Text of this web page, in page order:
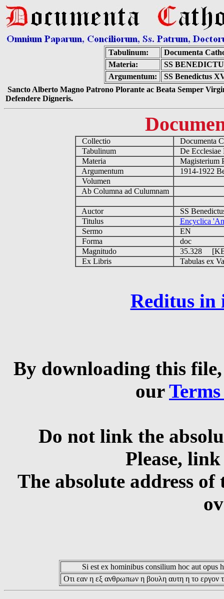
Tabulinum:
Documenta
Materia:
SS
Argumentum:
SS Benedictus
Sancto Alberto Magno Patrono Plorante ac Beata Semper
Defendere Digneris.
Collectio
Documenta
Tabulinum
De
Materia
Magisterium
Argumentum
1914-1922
Volumen
Ab Columna ad Culumnam
Auctor
SS
Titulus
Encyclica
Sermo
EN
Forma
doc
Magnitudo
35.328
Ex Libris
Tabulas ex
Reditus in
By downloading this
our
Do not link the
Please,
The absolute address
Si est ex hominibus consilium hoc aut opus
Οτι εαν η εξ ανθρωπων η βουλη αυτη η το εργον